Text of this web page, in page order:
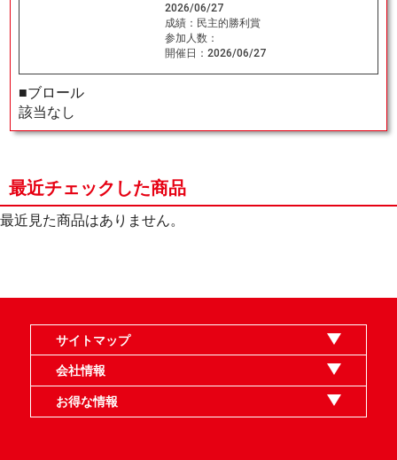
2026/06/27
成績： 民主的勝利賞
参加人数：
開催日： 2026/06/27
■ブロール
該当なし
最近チェックした商品
最近見た商品はありません。
サイトマップ
オンラインショップ
買取
記事
選手一覧
デッキ検索
デッキ構築
イベント・大会
店舗のご案内
お問い合わせ
ヘルプ
FAQ
会社情報
利用規約
スタッフ募集
特定商取引法表示
個人情報保護指針
企業情報
お得な情報